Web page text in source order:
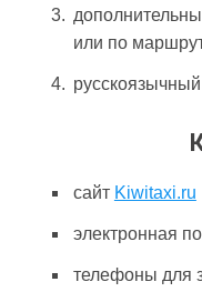
или по
сайт Kiwitaxi.ru
электронная
телефоны для